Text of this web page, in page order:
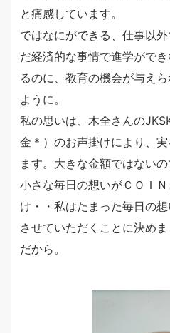
と痛感しています。
ではなにができる、仕事以
だ経済的な事情で進学がで
るのに、教育の機会が与え
ように。
私の思いは、木全さんの
金＊）のお声掛けにより、
ます。大きな金額ではないの
小さな毎日の想いがＣＯＩ
け・・私はたまった毎日の
させていただくことに決め
だから。